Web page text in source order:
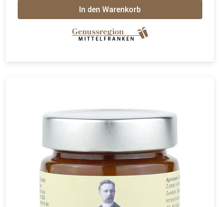
In den Warenkorb